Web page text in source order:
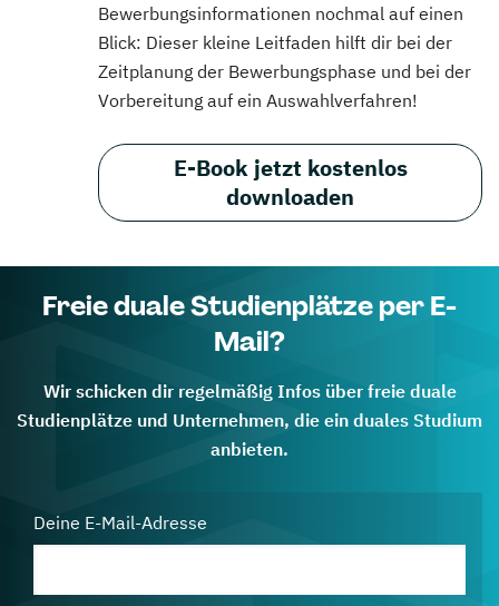
Bewerbungsinformationen nochmal auf einen
Blick: Dieser kleine Leitfaden hilft dir bei der
Zeitplanung der Bewerbungsphase und bei der
Vorbereitung auf ein Auswahlverfahren!
E-Book jetzt kostenlos
downloaden
Freie duale Studienplätze per E-
Mail?
Wir schicken dir regelmäßig Infos über freie duale
Studienplätze und Unternehmen, die ein duales Studium
anbieten.
Deine E-Mail-Adresse